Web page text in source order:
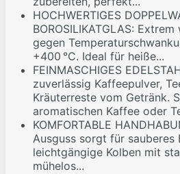
HOCHWERTIGES
BOROSILIKATGLAS:
gegen
+400 °C. Ideal für heiße...
FEINMASCHIGES
zuverlässig Kaffeepulver,
Kräuterreste vom Getränk.
aromatischen Kaffee oder
KOMFORTABLE
Ausguss sorgt für sauberes
leichtgängige Kolben mit
mühelos...